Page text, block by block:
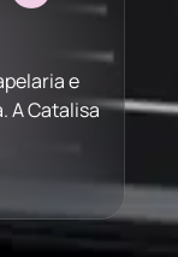
e
A Catalisa